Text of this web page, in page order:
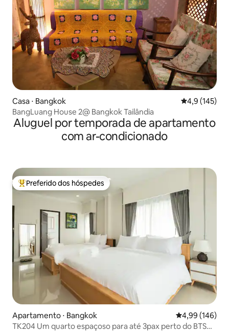
Casa ⋅ Bangkok 4,9 de uma
4,9 (145)
BangLuang House 2@ Bangkok Tailândia
Aluguel por temporada de apartamento
com ar-condicionado
Entre os melhores preferidos dos hóspedes
Preferido dos hóspedes
Apartamento ⋅ Bangkok 4,99 de uma
4,99 (146)
TK204 Um quarto espaçoso para até 3pax perto do BTS